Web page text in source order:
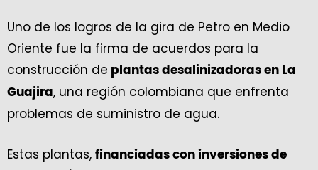
Uno de los logros de la gira de Petro en Medio
Oriente fue la firma de acuerdos para la
construcción de plantas desalinizadoras en La
Guajira, una región colombiana que enfrenta
problemas de suministro de agua.
Estas plantas, financiadas con inversiones de